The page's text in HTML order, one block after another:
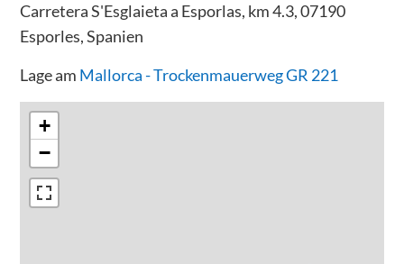
Carretera S'Esglaieta a Esporlas, km 4.3, 07190
Esporles, Spanien
Lage am Mallorca - Trockenmauerweg GR 221
+
−